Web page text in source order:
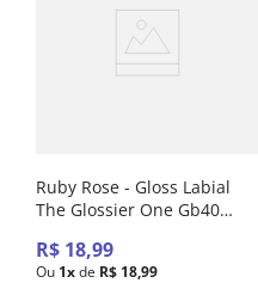
Ruby Rose - Gloss Labial
The Glossier One Gb40
R$ 18,99
Ou 1xde R$ 18,99